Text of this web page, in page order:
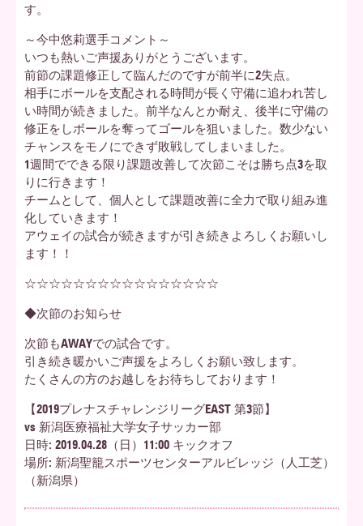
す。
～今中悠莉選手コメント～
いつも熱いご声援ありがとうございます。
前節の課題修正して臨んだのですが前半に2失点。
相手にボールを支配される時間が長く守備に追われ苦し
い時間が続きました。前半なんとか耐え、後半に守備の
修正をしボールを奪ってゴールを狙いました。数少ない
チャンスをモノにできず敗戦してしまいました。
1週間でできる限り課題改善して次節こそは勝ち点3を取
りに行きます！
チームとして、個人として課題改善に全力で取り組み進
化していきます！
アウェイの試合が続きますが引き続きよろしくお願いし
ます！！
☆☆☆☆☆☆☆☆☆☆☆☆☆☆☆☆
◆次節のお知らせ
次節もAWAYでの試合です。
引き続き暖かいご声援をよろしくお願い致します。
たくさんの方のお越しをお待ちしております！
【2019プレナスチャレンジリーグEAST 第3節】
vs 新潟医療福祉大学女子サッカー部
日時: 2019.04.28（日）11:00 キックオフ
場所: 新潟聖籠スポーツセンターアルビレッジ（人工芝）
（新潟県）